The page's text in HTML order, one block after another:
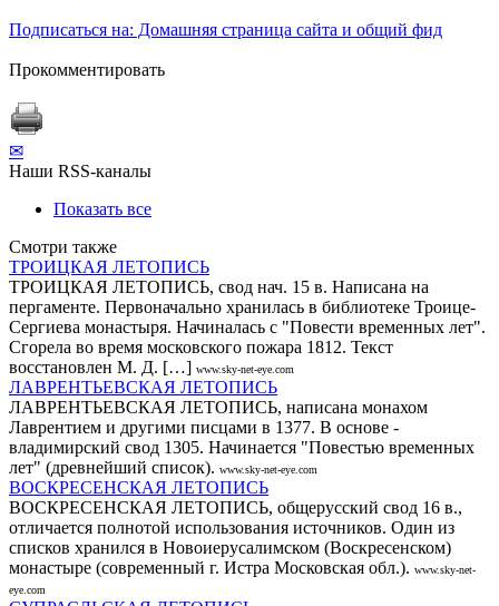
Подписаться на: Домашняя страница сайта и общий фид
Прокомментировать
✉
Наши RSS-каналы
Показать все
Смотри также
ТРОИЦКАЯ ЛЕТОПИСЬ
ТРОИЦКАЯ ЛЕТОПИСЬ, свод нач. 15 в. Написана на
пергаменте. Первоначально хранилась в библиотеке Троице-
Сергиева монастыря. Начиналась с "Повести временных лет".
Сгорела во время московского пожара 1812. Текст
восстановлен М. Д. […] www.sky-net-eye.com
ЛАВРЕНТЬЕВСКАЯ ЛЕТОПИСЬ
ЛАВРЕНТЬЕВСКАЯ ЛЕТОПИСЬ, написана монахом
Лаврентием и другими писцами в 1377. В основе -
владимирский свод 1305. Начинается "Повестью временных
лет" (древнейший список). www.sky-net-eye.com
ВОСКРЕСЕНСКАЯ ЛЕТОПИСЬ
ВОСКРЕСЕНСКАЯ ЛЕТОПИСЬ, общерусский свод 16 в.,
отличается полнотой использования источников. Один из
списков хранился в Новоиерусалимском (Воскресенском)
монастыре (современный г. Истра Московская обл.). www.sky-net-
eye.com